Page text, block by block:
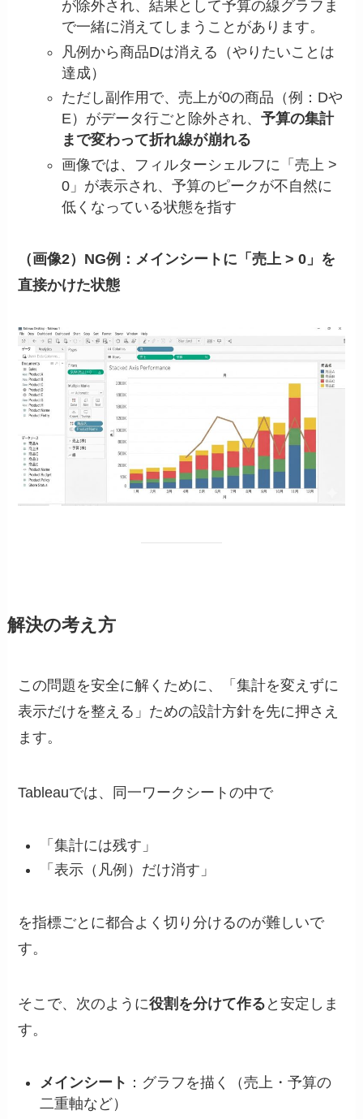
が除外され、結果として予算の線グラフま
で一緒に消えてしまうことがあります。
凡例から商品Dは消える（やりたいことは
達成）
ただし副作用で、売上が0の商品（例：Dや
E）がデータ行ごと除外され、予算の集計
まで変わって折れ線が崩れる
画像では、フィルターシェルフに「売上 >
0」が表示され、予算のピークが不自然に
低くなっている状態を指す
（画像2）NG例：メインシートに「売上 > 0」を
直接かけた状態
解決の考え方
この問題を安全に解くために、「集計を変えずに
表示だけを整える」ための設計方針を先に押さえ
ます。
Tableauでは、同一ワークシートの中で
「集計には残す」
「表示（凡例）だけ消す」
を指標ごとに都合よく切り分けるのが難しいで
す。
そこで、次のように役割を分けて作る と安定しま
す。
メインシート ：グラフを描く（売上・予算の
二重軸など）